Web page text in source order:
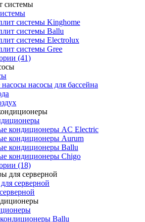
системы Kinghome
системы Ballu
системы Electrolux
системы Gree
(41)
насосы для бассейна
кондиционеры AC Electric
кондиционеры Aurum
кондиционеры Ballu
кондиционеры Chigo
(18)
серверной
Ballu